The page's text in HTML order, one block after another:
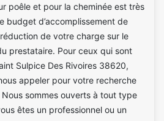
poêle et pour la cheminée est très
budget d’accomplissement de
de votre charge sur le
prestataire. Pour ceux qui sont
Sulpice Des Rivoires 38620,
appeler pour votre recherche
Nous sommes ouverts à tout type
êtes un professionnel ou un